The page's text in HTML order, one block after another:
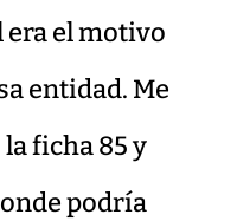
el motivo
entidad. Me
ficha 85 y
podría